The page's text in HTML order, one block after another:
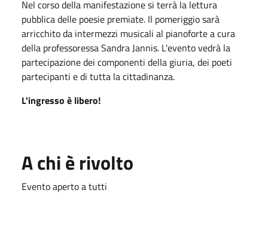
Nel corso della manifestazione si terrà la lettura
pubblica delle poesie premiate. Il pomeriggio sarà
arricchito da intermezzi musicali al pianoforte a cura
della professoressa Sandra Jannis. L'evento vedrà la
partecipazione dei componenti della giuria, dei poeti
partecipanti e di tutta la cittadinanza.
L'ingresso è libero!
A chi è rivolto
Evento aperto a tutti